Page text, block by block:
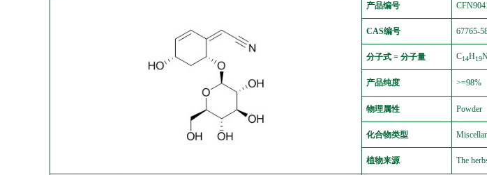
产品编号
CAS编号 67765-
分子式 = 分子量 C14H19
产品纯度 >=98%
物理属性 Powder
化合物类型
植物来源 The